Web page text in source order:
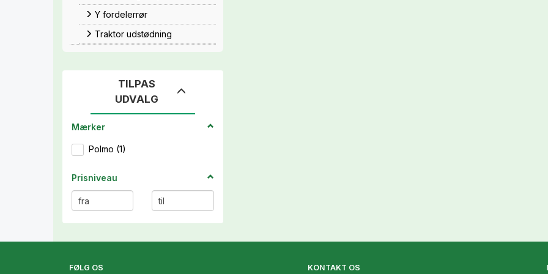
Y fordelerrør
Traktor udstødning
TILPAS
UDVALG
Mærker
Polmo (1)
Prisniveau
FØLG OS KONTAKT OS